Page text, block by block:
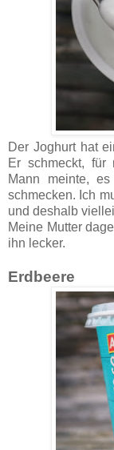
Der Joghurt hat
Er schmeckt, für
Mann meinte,
schmecken. Ich
und deshalb
Meine Mutter
ihn lecker.
Erdbeere